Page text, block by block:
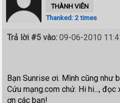
THÀNH VIÊN
Thanked: 2 times
Trả lời #5 vào: 09-06-2010
Bạn Sunrise ơi. Mình cũng như
Cứu mạng.com chứ. Hi hi..., đọc
ơn các bạn!